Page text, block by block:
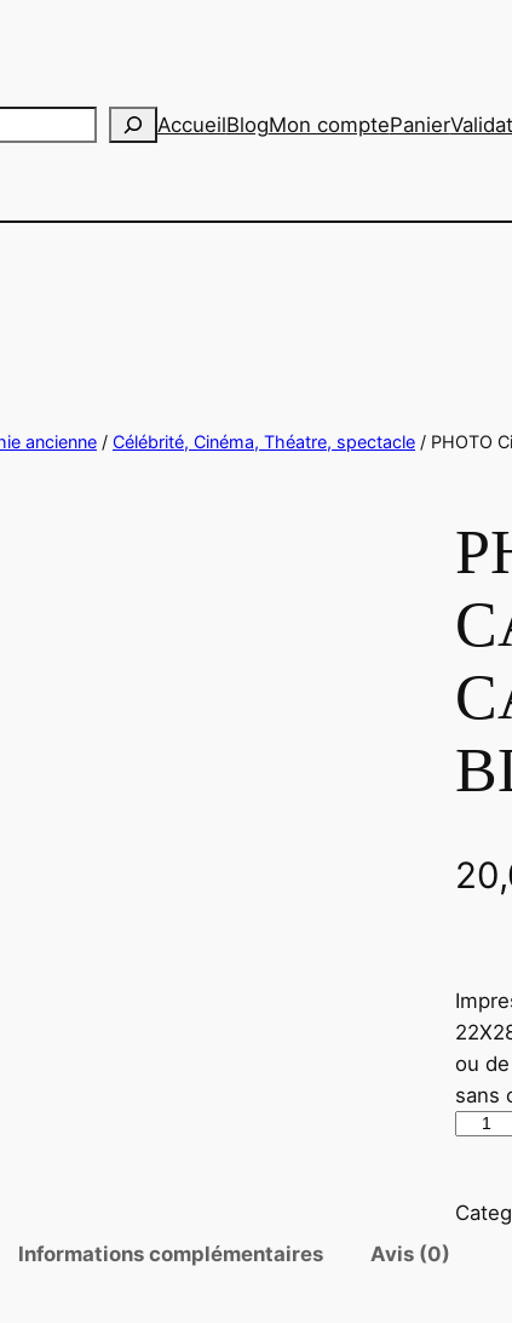
AccueilBlogMon comptePanier
ancienne / Célébrité, Cinéma, Théatre, spectacle / PHOTO
ou
sans
n
Informations complémentaires Avis (0)